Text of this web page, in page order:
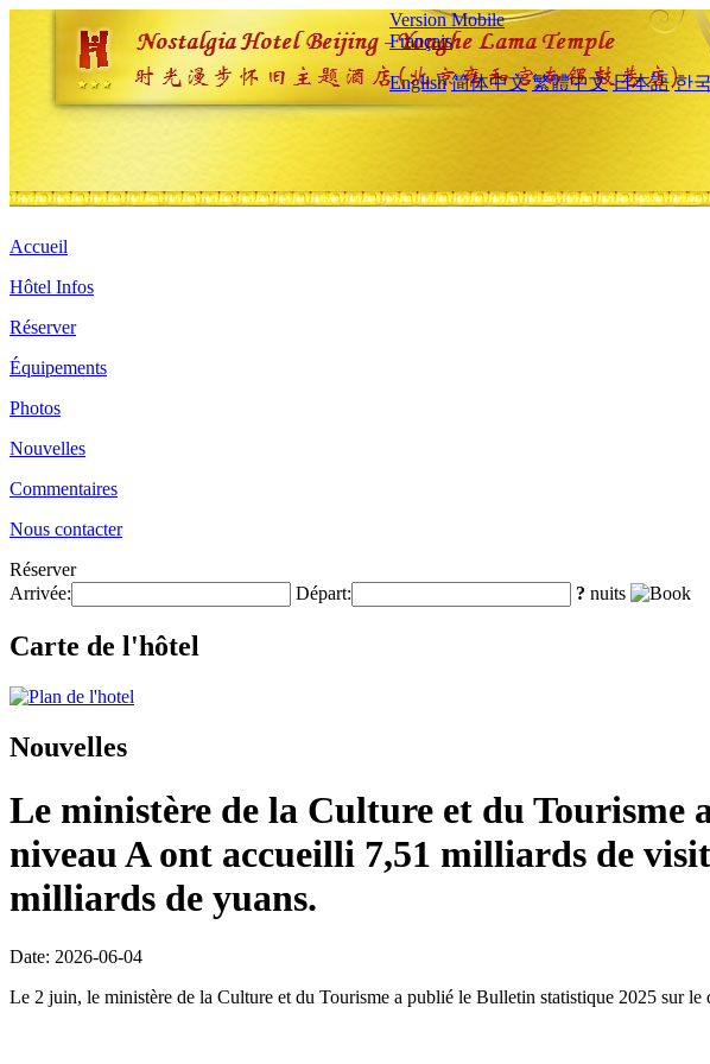
Version Mobile
Français
English 简体中文 繁體中文 日本語 한
Accueil
Hôtel Infos
Réserver
Équipements
Photos
Nouvelles
Commentaires
Nous contacter
Réserver
Arrivée:
Départ: ? nuits
Carte de l'hôtel
Nouvelles
Le ministère de la Culture et du Tourisme
niveau A ont accueilli 7,51 milliards de
milliards de yuans.
Date: 2026-06-04
Le 2 juin, le ministère de la Culture et du Tourisme a publié le Bulletin statistique 2025 sur le